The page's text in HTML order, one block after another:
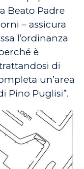
Beato Padre
– assicura
l’ordinanza
è
di
un’area
Pino Puglisi”.